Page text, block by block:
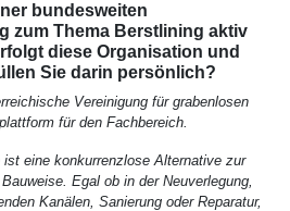
bundesweiten
zum Thema Berstlining aktiv
diese Organisation und
Sie darin persönlich?
Vereinigung für grabenlosen
für den Fachbereich.
ist eine konkurrenzlose Alternative zur
Egal ob in der Neuverlegung,
Kanälen, Sanierung oder Reparatur,